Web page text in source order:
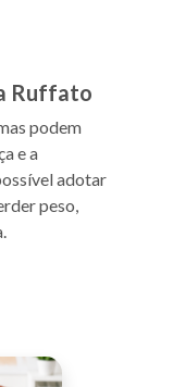
Ruffato
podem
e a
adotar
peso,